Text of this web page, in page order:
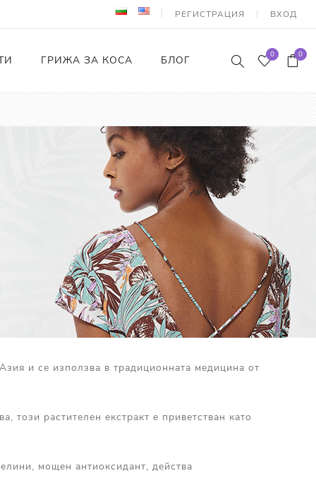
РЕГИСТРАЦИЯ ВХОД
ГРИЖА ЗА КОСА БЛОГ 0 0
и се използва в традиционната медицина от
този растителен екстракт е приветстван като
мощен антиоксидант, действа